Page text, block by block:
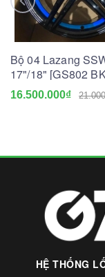
Bộ 04 Lazang
17"/18" [GS802
16.500.000₫
HỆ THỐNG